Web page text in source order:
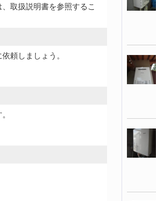
取扱説明書を参照するこ
頼しましょう。